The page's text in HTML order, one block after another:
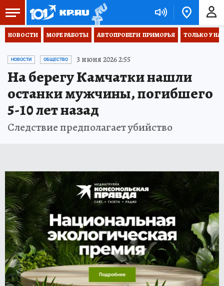
НОВОСТИ МОРЕ РАБОТЫ АВТОПРОБЕГИ  ПРИМОРЬЯ ТОЛЬКО У
НОВОСТИ ОБЩЕСТВО 3 июня 2026 2:55
На берегу Камчатки нашли
останки мужчины, погибшего
5-10 лет назад
Следствие предполагает убийство